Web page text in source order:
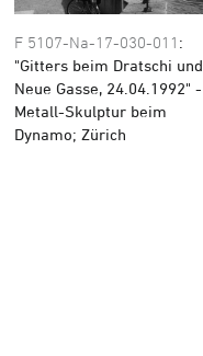
F 5107-Na-17-030-011 :
"Gitters beim Dratschi und
Neue Gasse, 24.04.1992" -
Metall-Skulptur beim
Dynamo; Zürich